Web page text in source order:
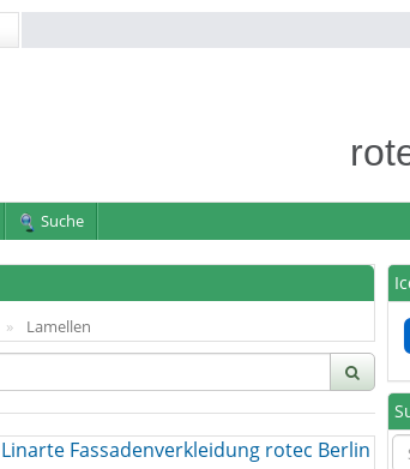
Suche
Lamellen
Linarte Fassadenverkleidung rotec Berlin